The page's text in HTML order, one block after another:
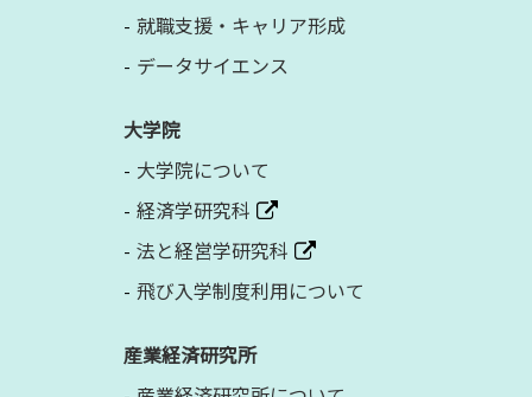
就職支援・キャリア形成
データサイエンス
大学院
大学院について
経済学研究科
法と経営学研究科
飛び入学制度利用について
産業経済研究所